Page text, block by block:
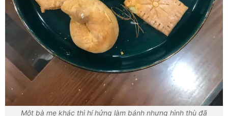
Một bà mẹ khác thì hí hửng làm bánh nhưng hình thù đã